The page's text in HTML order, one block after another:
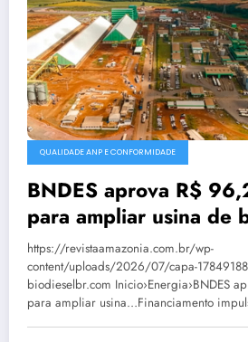
QUALIDADE ANP E CONFORMIDADE
BNDES aprova R$
para ampliar usina de
PR
https://revistaamazonia.com.br/wp-
content/uploads/2026/07/capa-
biodieselbr.com Inicio›Energia›BNDES
para ampliar usina…Financiamento